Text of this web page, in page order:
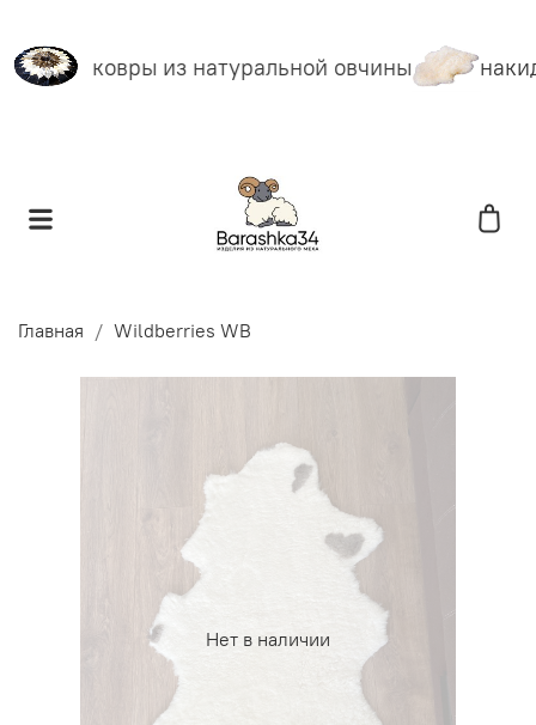
ковры из натуральной овчины
Главная Wildberries WB
Нет в наличии